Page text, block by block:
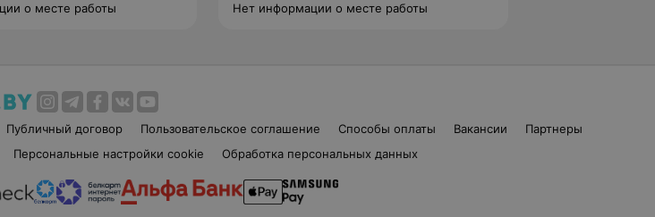
о месте работы Нет информации о месте работы
Публичный договор Пользовательское соглашение Способы оплаты Вакансии
Партнеры
Персональные настройки cookie Обработка персональных данных